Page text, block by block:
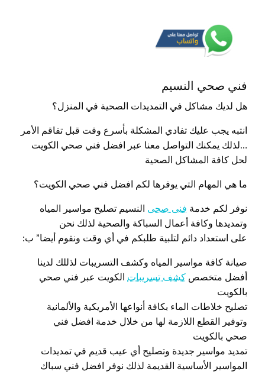
فني صحي النسيم
هل لديك مشاكل في التمديدات الصحية في المنزل؟
انتبه يجب عليك تفادي المشكلة بأسرع وقت قبل تفاقم الأمر
…لذلك يمكنك التواصل معنا عبر افضل فني صحي الكويت
لحل كافة المشاكل الصحية
ما هي المهام التي يوفرها لكم افضل فني صحي الكويت؟
نوفر لكم خدمة فنى صحى النسيم تصليح مواسير المياه
وتمديدها وكافة أعمال السباكة والصحية لذلك نحن
على استعداد دائم لتلبية طلبكم في أي وقت ونقوم أيضا” ب:
صيانة كافة مواسير المياه وكشف التسريبات لذللك لدينا
أفضل متخصص كشف تسريبات الكويت عبر فني صحي
بالكويت
تصليح خلاطات الماء بكافة أنواعها الأمريكية والألمانية
وتوفير القطع اللازمة لها من خلال خدمة افضل فني
صحي بالكويت
تمديد مواسير جديدة وتصليح أي عيب قديم في تمديدات
المواسير الأساسية القديمة لذلك نوفر افضل فني سباك